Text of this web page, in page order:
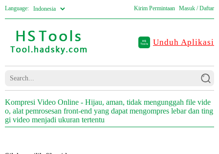
Language: Kirim Permintaan Masuk / Daftar
Unduh Aplikasi
Kompresi Video Online - Hijau, aman, tidak mengunggah file vide
o, alat pemrosesan front-end yang dapat mengompres lebar dan ting
gi video menjadi ukuran tertentu